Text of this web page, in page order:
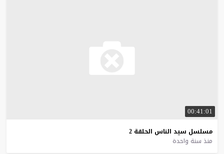
00:41:01
مسلسل سيد الناس الحلقة 2
منذ سنة واحدة